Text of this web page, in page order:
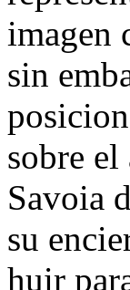
imagen
sin
sobre
Savoia
su
huir